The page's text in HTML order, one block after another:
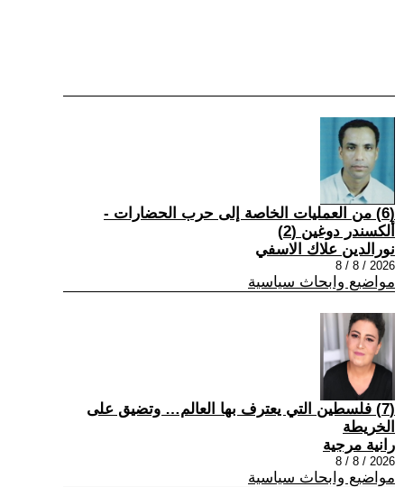
(6) من العمليات الخاصة إلى حرب الحضارات -
ألكسندر دوغين (2)
نورالدين علاك الاسفي
2026 / 8 / 8
مواضيع وابحاث سياسية
(7) فلسطين التي يعترف بها العالم… وتضيق على
الخريطة
رانية مرجية
2026 / 8 / 8
مواضيع وابحاث سياسية